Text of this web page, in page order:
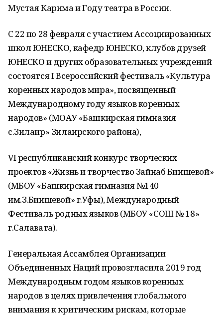
Мустая Карима и Году театра в России.
С 22 по 28 февраля с участием Ассоциированных
школ ЮНЕСКО, кафедр ЮНЕСКО, клубов друзей
ЮНЕСКО и других образовательных учреждений
состоятся I Всероссийский фестиваль «Культура
коренных народов мира», посвященный
Международному году языков коренных
народов» (МОАУ «Башкирская гимназия
с.Зилаир» Зилаирского района),
VI республиканский конкурс творческих
проектов «Жизнь и творчество Зайнаб Биишевой»
(МБОУ «Башкирская гимназия №140
им.З.Биишевой» г.Уфы), Международный
Фестиваль родных языков (МБОУ «СОШ № 18»
г.Салавата).
Генеральная Ассамблея Организации
Объединенных Наций провозгласила 2019 год
Международным годом языков коренных
народов в целях привлечения глобального
внимания к критическим рискам, которые